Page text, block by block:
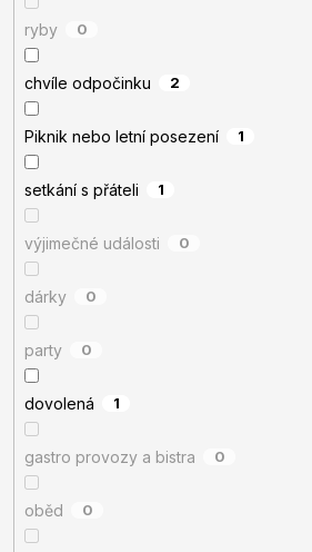
ryby 0
chvíle odpočinku 2
Piknik nebo letní posezení 1
setkání s přáteli 1
výjimečné události 0
dárky 0
party 0
dovolená 1
gastro provozy a bistra 0
oběd 0